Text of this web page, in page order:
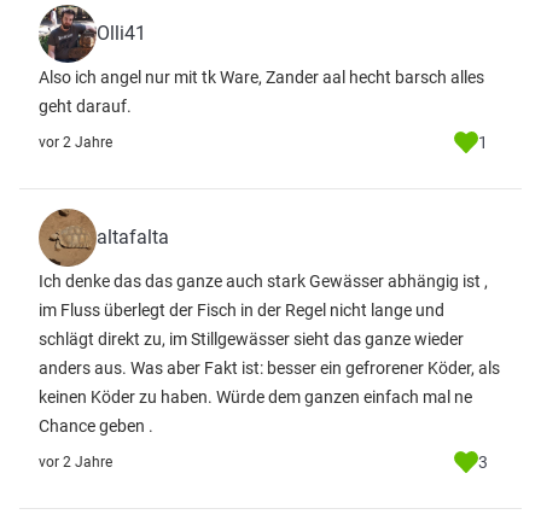
Olli41
Also ich angel nur mit tk Ware, Zander aal hecht barsch alles
geht darauf.
vor 2 Jahre 1
altafalta
Ich denke das das ganze auch stark Gewässer abhängig ist ,
im Fluss überlegt der Fisch in der Regel nicht lange und
schlägt direkt zu, im Stillgewässer sieht das ganze wieder
anders aus. Was aber Fakt ist: besser ein gefrorener Köder, als
keinen Köder zu haben. Würde dem ganzen einfach mal ne
Chance geben .
vor 2 Jahre 3